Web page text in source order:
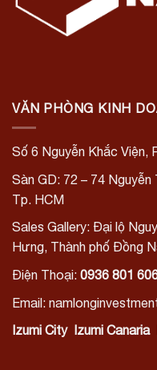
VĂN PHÒNG KINH
Số 6 Nguyễn Khắc Viện,
Sàn GD: 72 – 74
Tp. HCM
Sales Gallery: Đại lộ
Hưng, Thành phố Đồng
Điện Thoại: 0936 801
Email:
Izumi City Izumi Canaria